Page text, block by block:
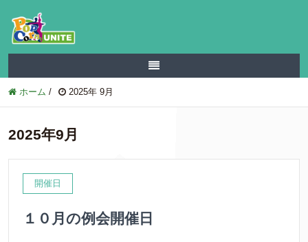
ホーム / 2025年 9月
2025年9月
開催日
１０月の例会開催日